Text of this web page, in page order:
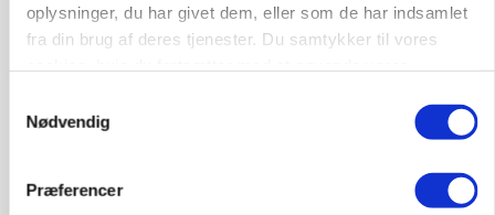
oplysninger, du har givet dem, eller som de har indsamlet
fra din brug af deres tjenester. Du samtykker til vores
Nødvendig
Præferencer